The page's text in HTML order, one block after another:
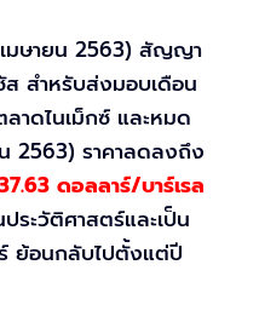
มษายน 2563) สัญญา
สำหรับส่งมอบเดือน
าดไนเม็กซ์ และหมด
2563) ราคาลดลงถึง
ดอลลาร์/บาร์เรล
ระวัติศาสตร์และเป็น
ย้อนกลับไปตั้งแต่ปี